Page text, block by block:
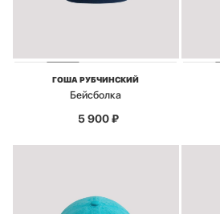
ГОША РУБЧИНСКИЙ
Бейсболка
5 900₽